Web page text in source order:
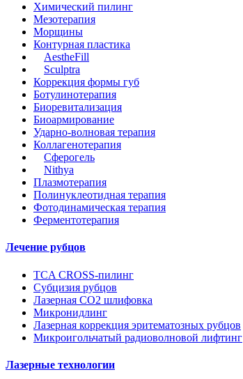
Химический пилинг
Мезотерапия
Морщины
Контурная пластика
AestheFill
Sculptrа
Коррекция формы губ
Ботулинотерапия
Биоревитализация
Биоармирование
Ударно-волновая терапия
Коллагенотерапия
Сферогель
Nithya
Плазмотерапия
Полинуклеотидная терапия
Фотодинамическая терапия
Ферментотерапия
Лечение рубцов
TCA CROSS-пилинг
Субцизия рубцов
Лазерная СО2 шлифовка
Микронидлинг
Лазерная коррекция эритематозных рубцов
Микроигольчатый радиоволновой лифтинг
Лазерные технологии